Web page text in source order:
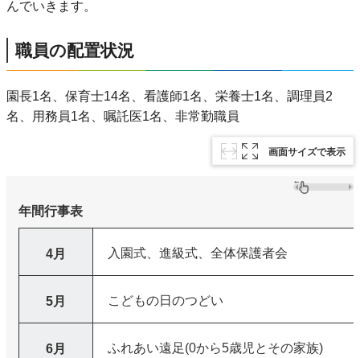
んでいきます。
職員の配置状況
園長1名、保育士14名、看護師1名、栄養士1名、調理員2
名、用務員1名、嘱託医1名、非常勤職員
画面サイズで表示
年間行事表
4月 入園式、進級式、全体保護者会
5月 こどもの日のつどい
6月 ふれあい遠足(0から5歳児とその家族)